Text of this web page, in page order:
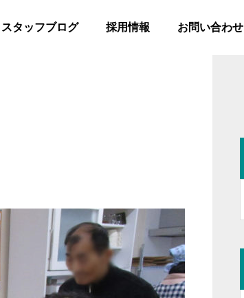
スタッフブログ 採用情報 お問い合わせ
合同花火
高齢者等共同住宅 みんとの里